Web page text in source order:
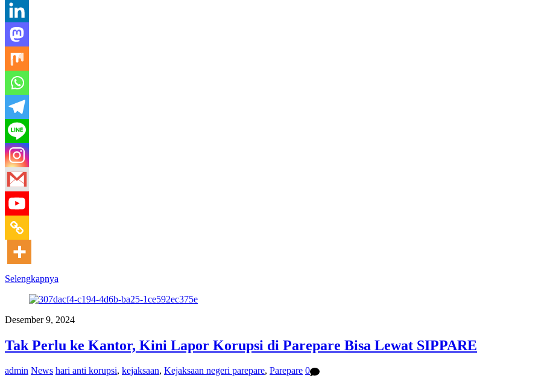
Selengkapnya
Desember 9, 2024
Tak Perlu ke Kantor, Kini Lapor Korupsi di Parepare Bisa Lewat SIPPARE
admin News hari anti korupsi, kejaksaan, Kejaksaan negeri parepare, Parepare 0